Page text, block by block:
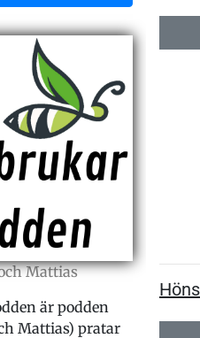
Mattias
är podden
Mattias) pratar